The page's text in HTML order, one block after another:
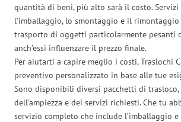
quantità di beni, più alto sarà il costo. Servizi
l’imballaggio, lo smontaggio e il
trasporto di oggetti particolarmente pesanti
anch’essi influenzare il prezzo finale.
Per aiutarti a capire meglio i costi, Traslochi
preventivo personalizzato in base alle tue
Sono disponibili diversi pacchetti di trasloco,
dell’ampiezza e dei servizi richiesti. Che tu
servizio completo che include l’imballaggio